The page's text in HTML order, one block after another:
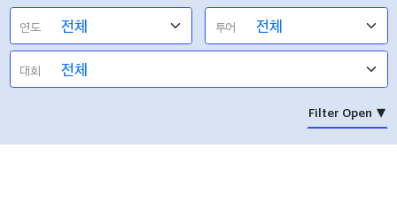
연도 투어
대회